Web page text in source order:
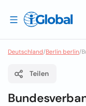
Deutschland/Berlin berlin/
Teilen